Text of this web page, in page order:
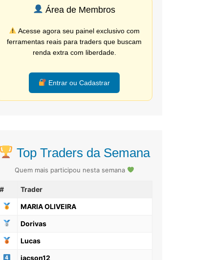
Área de Membros
Acesse agora seu painel exclusivo com
ferramentas reais para traders que buscam
renda extra com liberdade.
Entrar ou Cadastrar
Top Traders da Semana
Quem mais participou nesta semana
# Trader
MARIA OLIVEIRA
Dorivas
Lucas
jacson12